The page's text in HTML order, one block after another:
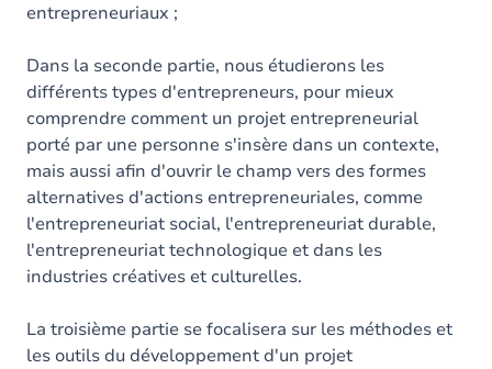
entrepreneuriaux ;
Dans la seconde partie, nous étudierons les
différents types d'entrepreneurs, pour mieux
comprendre comment un projet entrepreneurial
porté par une personne s'insère dans un contexte,
mais aussi afin d'ouvrir le champ vers des formes
alternatives d'actions entrepreneuriales, comme
l'entrepreneuriat social, l'entrepreneuriat durable,
l'entrepreneuriat technologique et dans les
industries créatives et culturelles.
La troisième partie se focalisera sur les méthodes et
les outils du développement d'un projet